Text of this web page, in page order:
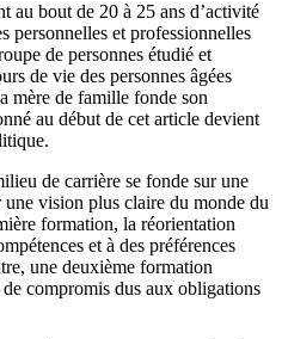
au bout de 20 à 25 ans d’activité
personnelles et professionnelles
de personnes étudié et
de vie des personnes âgées
mère de famille fonde son
au début de cet article devient
de carrière se fonde sur une
une vision plus claire du monde du
formation, la réorientation
et à des préférences
une deuxième formation
compromis dus aux obligations